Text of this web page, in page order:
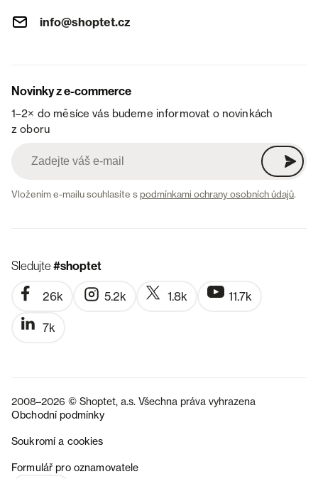
info@shoptet.cz
Novinky z e-commerce
1–2× do měsíce vás budeme informovat o novinkách
z oboru
Vložením e-mailu souhlasíte spodmínkami ochrany osobních údajů.
Sledujte#shoptet
26k 5.2k 1.8k 11.7k
7k
2008–2026 © Shoptet, a.s. Všechna práva vyhrazena
Obchodní podmínky
Soukromí a cookies
Formulář pro oznamovatele